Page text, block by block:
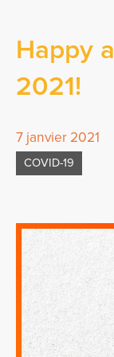
Happy
2021!
7 janvier 2021
COVID-19